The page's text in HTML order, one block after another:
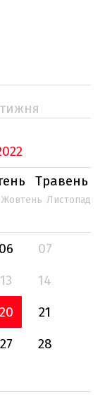
Травень
Жовтень Листопад
06
07
13
14
20
21
27
28